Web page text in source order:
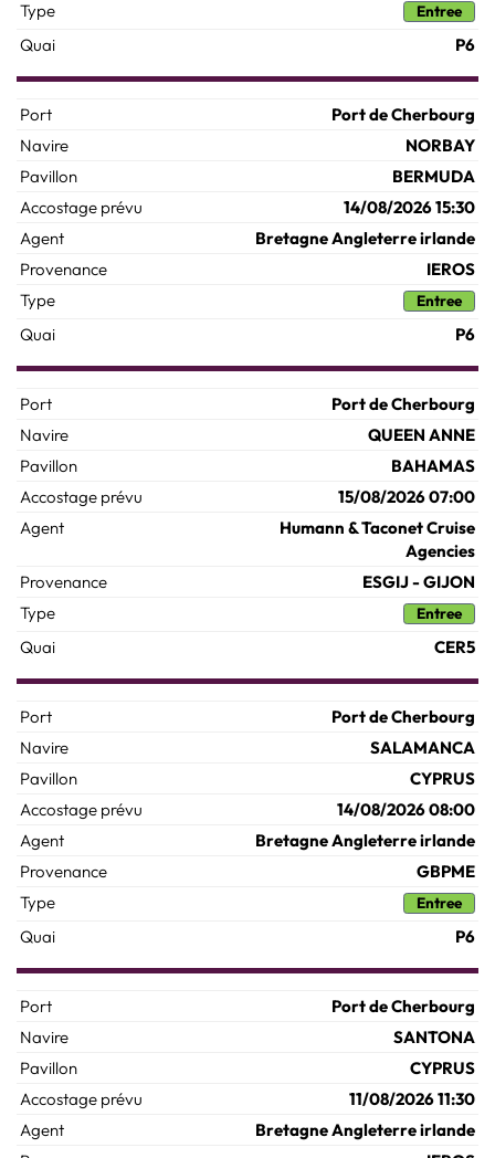
Entree
P6
Port de Cherbourg
NORBAY
BERMUDA
14/08/2026 15:30
Bretagne Angleterre irlande
IEROS
Entree
P6
Port de Cherbourg
QUEEN ANNE
BAHAMAS
15/08/2026 07:00
Humann & Taconet Cruise
Agencies
ESGIJ - GIJON
Entree
CER5
Port de Cherbourg
SALAMANCA
CYPRUS
14/08/2026 08:00
Bretagne Angleterre irlande
GBPME
Entree
P6
Port de Cherbourg
SANTONA
CYPRUS
11/08/2026 11:30
Bretagne Angleterre irlande